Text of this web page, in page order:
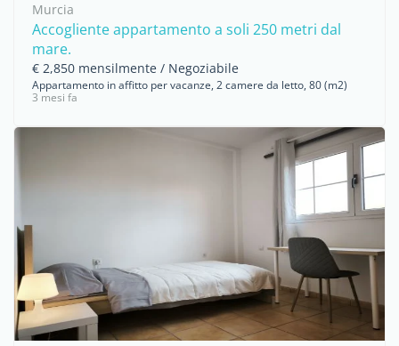
Murcia
Accogliente appartamento a soli 250 metri dal
mare.
€ 2,850 mensilmente / Negoziabile
Appartamento in affitto per vacanze, 2 camere da letto, 80 (m2)
3 mesi fa